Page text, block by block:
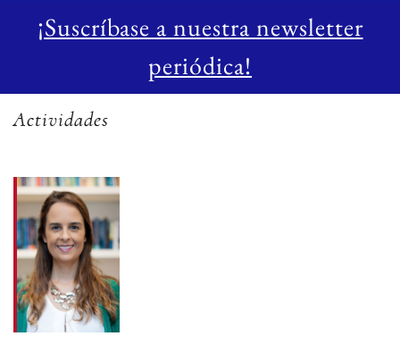
¡Suscríbase a nuestra newsletter
periódica!
Actividades